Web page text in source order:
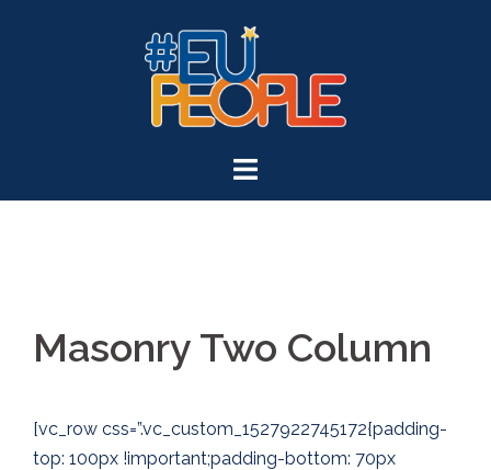
Masonry Two Column
[vc_row css=”.vc_custom_1527922745172{padding-
top: 100px !important;padding-bottom: 70px